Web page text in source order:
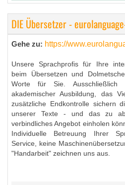
DIE Übersetzer -
Gehe zu: https://
Unsere Sprachprofis für Ihre
beim Übersetzen und
Worte für Sie. Ausschließlich
akademischer Ausbildung, das
zusätzliche Endkontrolle sichern
unserer Texte - und das zu
verbindliches Angebot einholen
Individuelle Betreuung Ihrer
Service, keine
"Handarbeit" zeichnen uns aus.